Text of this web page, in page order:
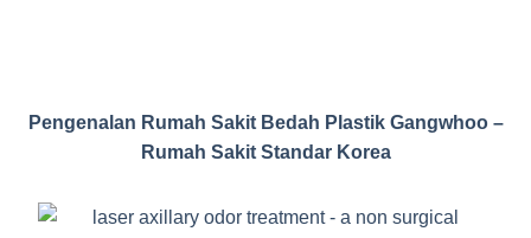
Pengenalan Rumah Sakit Bedah Plastik Gangwhoo –
Rumah Sakit Standar Korea